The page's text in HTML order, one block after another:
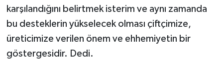
karşılandığını belirtmek isterim ve aynı zamanda
bu desteklerin yükselecek olması çiftçimize,
üreticimize verilen önem ve ehhemiyetin bir
göstergesidir. Dedi.